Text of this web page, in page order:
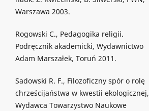
Warszawa 2003.
Rogowski C., Pedagogika religii.
Podręcznik akademicki, Wydawnictwo
Adam Marszałek, Toruń 2011.
Sadowski R. F., Filozoficzny spór o rolę
chrześcijaństwa w kwestii ekologicznej,
Wydawca Towarzystwo Naukowe